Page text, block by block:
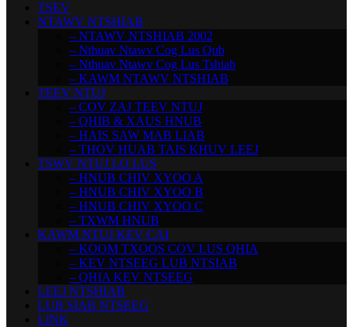
TSEV
NTAWV NTSHIAB
– NTAWV NTSHIAB 2002
– Nthuav Ntawv Cog Lus Qub
– Nthuav Ntawv Cog Lus Tshiab
– KAWM NTAWV NTSHIAB
TEEV NTUJ
– COV ZAJ TEEV NTUJ
– QHIB & XAUS HNUB
– HAIS SAW MAB LIAB
– THOV HUAB TAIS KHUV LEEJ
TSWV NTUJ LO LUS
– HNUB CHIV XYOO A
– HNUB CHIV XYOO B
– HNUB CHIV XYOO C
– TXWM HNUB
KAWM NTUJ KEV CAI
– KOOM TXOOS COV LUS QHIA
– KEV NTSEEG LUB NTSIAB
– QHIA KEV NTSEEG
LEEJ NTSHIAB
LUB SIAB NTSEEG
LINK